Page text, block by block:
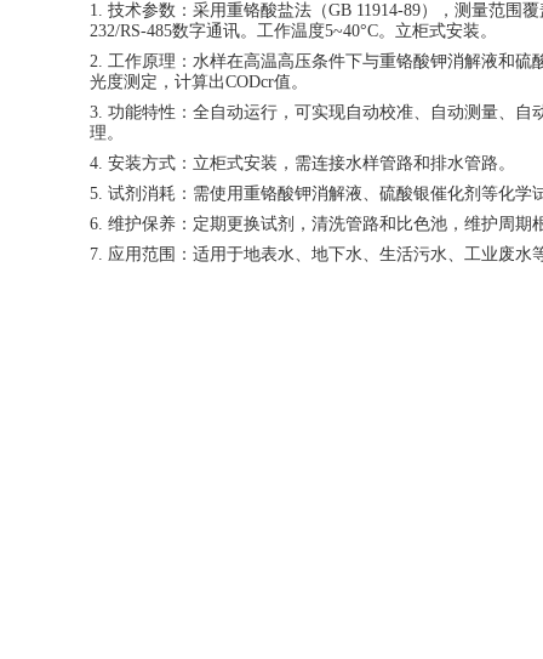
1. 技术参数：采用重铬酸盐法（GB 11914-89），测量范围
232/RS-485数字通讯。工作温度5~40°C。立柜式安装。
2. 工作原理：水样在高温高压条件下与重铬酸钾消解液和
光度测定，计算出CODcr值。
3. 功能特性：全自动运行，可实现自动校准、自动测量、
理。
4. 安装方式：立柜式安装，需连接水样管路和排水管路。
5. 试剂消耗：需使用重铬酸钾消解液、硫酸银催化剂等化学
6. 维护保养：定期更换试剂，清洗管路和比色池，维护周期
7. 应用范围：适用于地表水、地下水、生活污水、工业废水